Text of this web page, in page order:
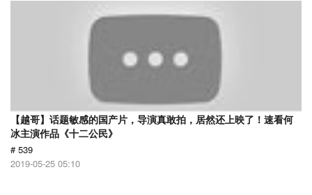
【越哥】话题敏感的国产片，导演真敢拍，居然还上映了！速看何
冰主演作品《十二公民》
# 539
2019-05-25 05:10